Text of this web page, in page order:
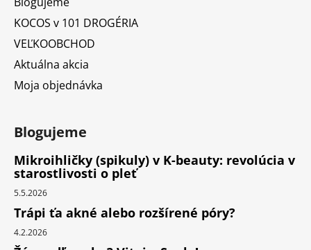
KOCOS v 101 DROGÉRIA
VEĽKOOBCHOD
Aktuálna akcia
Moja objednávka
Blogujeme
Mikroihličky (spikuly) v K-beauty: revolúcia v
starostlivosti o pleť
5.5.2026
Trápi ťa akné alebo rozšírené póry?
4.2.2026